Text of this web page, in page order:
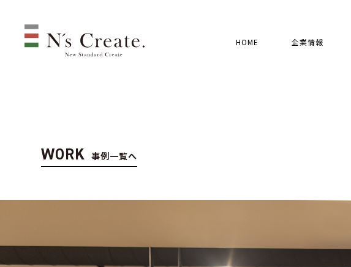
HOME 企業情報
WORK 事例一覧へ